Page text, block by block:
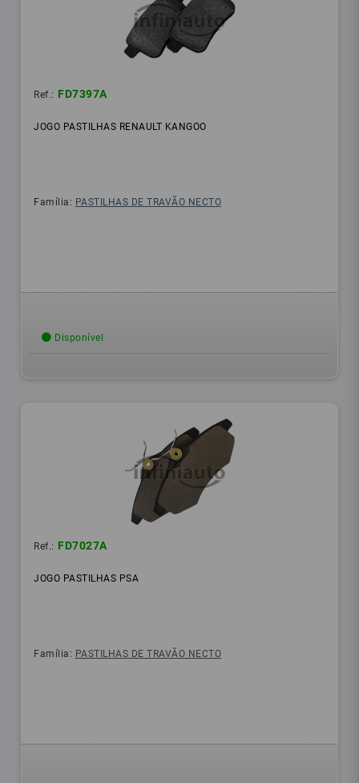
Ref.: FD7397A
JOGO PASTILHAS RENAULT KANGOO
Família: PASTILHAS DE TRAVÃO NECTO
Disponível
Ref.: FD7027A
JOGO PASTILHAS PSA
Família: PASTILHAS DE TRAVÃO NECTO